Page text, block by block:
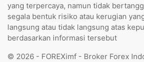
yang terpercaya, namun tidak
segala bentuk risiko atau kerugian
langsung atau tidak langsung atas
berdasarkan informasi tersebut
© 2026 - FOREXimf - Broker Forex